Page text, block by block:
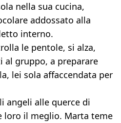
nella sua cucina,
addossato alla
interno.
le pentole, si alza,
al gruppo, a preparare
lei sola affaccendata per
angeli alle querce di
loro il meglio. Marta teme